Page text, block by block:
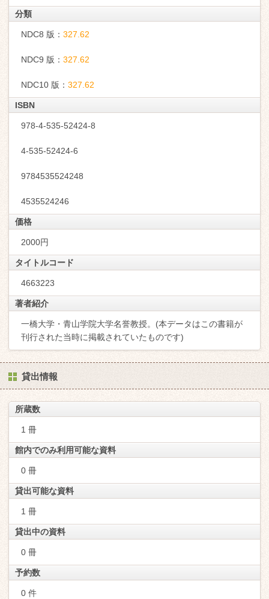
分類
NDC8 版： 327.62
NDC9 版： 327.62
NDC10 版： 327.62
ISBN
978-4-535-52424-8
4-535-52424-6
9784535524248
4535524246
価格
2000円
タイトルコード
4663223
著者紹介
一橋大学・青山学院大学名誉教授。(本データはこの書籍が
刊行された当時に掲載されていたものです)
貸出情報
所蔵数
1 冊
館内でのみ利用可能な資料
0 冊
貸出可能な資料
1 冊
貸出中の資料
0 冊
予約数
0 件